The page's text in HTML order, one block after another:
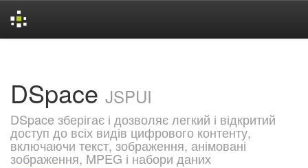
DSpace JSPUI
DSpace зберігає і дозволяє легкий і відкритий
доступ до всіх видів цифрового контенту,
включаючи текст, зображення, анімовані
зображення, MPEG і набори даних